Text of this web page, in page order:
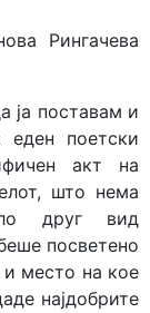
Рингачева
ја поставам и
поетски
акт на
што нема
друг вид
посветено
и место на кое
најдобрите